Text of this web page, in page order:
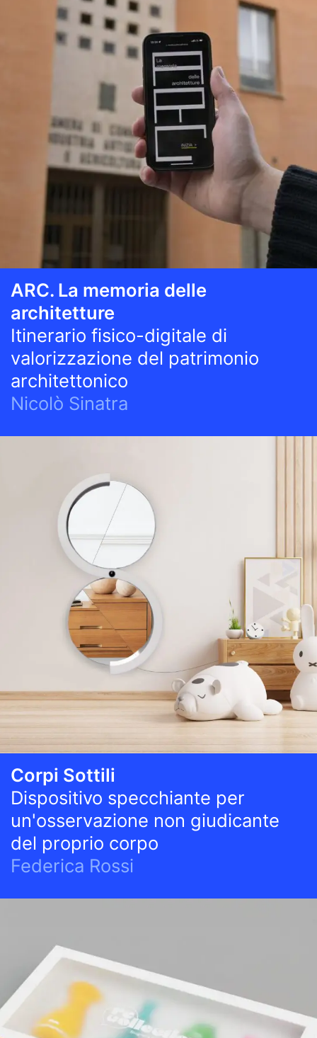
ARC. La memoria delle
architetture
Itinerario fisico-digitale di
valorizzazione del patrimonio
architettonico
Nicolò Sinatra
Corpi Sottili
Dispositivo specchiante per
un'osservazione non giudicante
del proprio corpo
Federica Rossi